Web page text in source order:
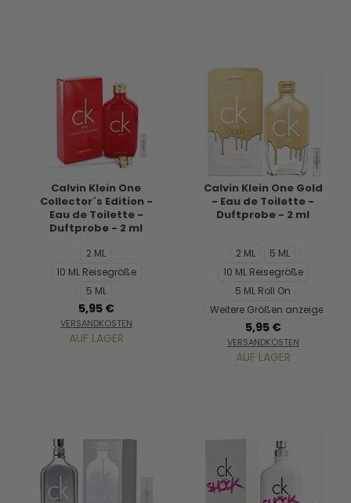
Calvin Klein One
Collector´s Edition -
Eau de Toilette -
Duftprobe - 2 ml
2 ML
10 ML Reisegröße
5 ML
5,95 €
VERSANDKOSTEN
AUF LAGER
Calvin Klein One Gold
- Eau de Toilette -
Duftprobe - 2 ml
2 ML
5 ML
10 ML Reisegröße
5 ML Roll On
Weitere Größen anzeigen...
5,95 €
VERSANDKOSTEN
AUF LAGER